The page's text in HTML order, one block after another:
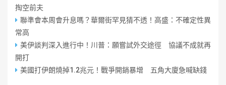
掏空前夫
聯準會本周會升息嗎？華爾街罕見猜不透！高盛：不確定性異
常高
美伊談判深入進行中！川普：願嘗試外交途徑 協議不成就再
開打
美國打伊朗燒掉1.2兆元！戰爭開銷暴增 五角大廈急喊缺錢